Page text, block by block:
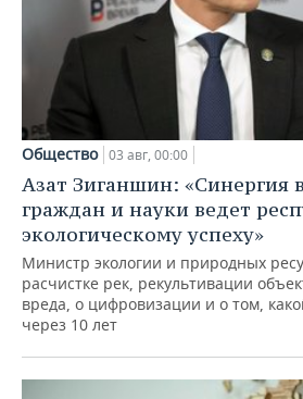
Общество 03 авг, 00:00
Азат Зиганшин: «Синергия
граждан и науки ведет
экологическому успеху»
Министр экологии и природных
расчистке рек, рекультивации
вреда, о цифровизации и о том,
через 10 лет